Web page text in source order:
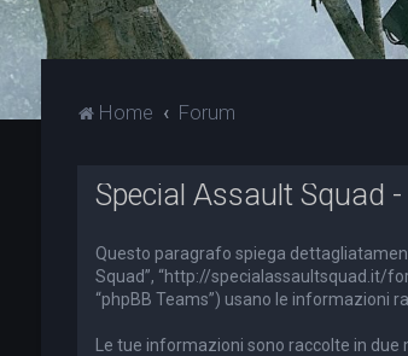
Home Forum
Special Assault Squad
Questo paragrafo spiega
Squad”, “http://specialassaultsquad.it/
“phpBB Teams”) usano le informazioni
Le tue informazioni sono raccolte in